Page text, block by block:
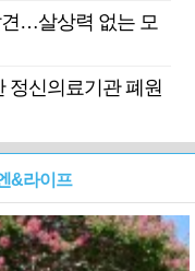
…살상력 없는 모
정신의료기관 폐원
&라이프